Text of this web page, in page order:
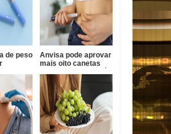
de peso
Anvisa pode aprovar
mais oito canetas
2026